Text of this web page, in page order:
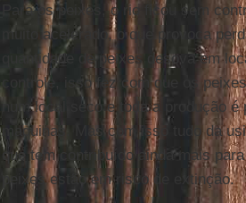
Para os peixes, o rio ficou sem
muito acelerado, o que provoca
quantidade de peixes desova em
controle, isso fez com que os
num local seco e toda a produção
maquinas. Mas com isso tudo da
que tem contribuído ainda mais
peixes estão em risco de extinção.